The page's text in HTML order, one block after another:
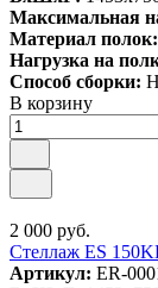
Максимальная
Материал полок:
Нагрузка на
Способ сборки:
В корзину
2 000 руб.
Стеллаж ES
Артикул: ER-